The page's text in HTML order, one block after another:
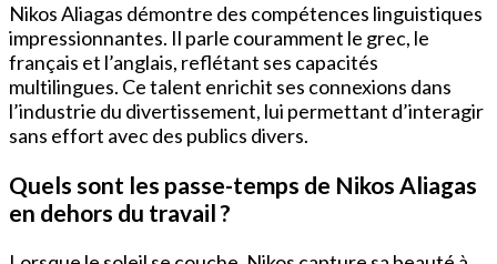
Nikos Aliagas démontre des compétences linguistiques
impressionnantes. Il parle couramment le grec, le
français et l’anglais, reflétant ses capacités
multilingues. Ce talent enrichit ses connexions dans
l’industrie du divertissement, lui permettant d’interagir
sans effort avec des publics divers.
Quels sont les passe-temps de Nikos Aliagas
en dehors du travail ?